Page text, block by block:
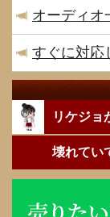
オーディオ
すぐに対応
リケジョ
壊れてい